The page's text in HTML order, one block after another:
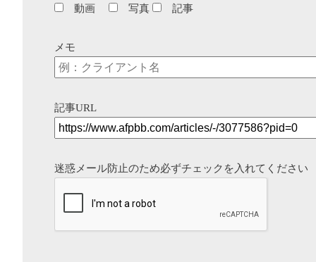
動画
写真 記事
メモ
記事URL
迷惑メール防止のため必ずチェックを入れてください